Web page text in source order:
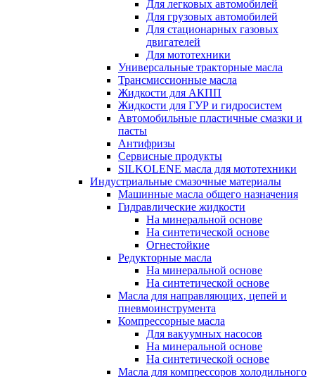
Для легковых автомобилей
Для грузовых автомобилей
Для стационарных газовых
двигателей
Для мототехники
Универсальные тракторные масла
Трансмиссионные масла
Жидкости для АКПП
Жидкости для ГУР и гидросистем
Автомобильные пластичные смазки и
пасты
Антифризы
Сервисные продукты
SILKOLENE масла для мототехники
Индустриальные смазочные материалы
Машинные масла общего назначения
Гидравлические жидкости
На минеральной основе
На синтетической основе
Огнестойкие
Редукторные масла
На минеральной основе
На синтетической основе
Масла для направляющих, цепей и
пневмоинструмента
Компрессорные масла
Для вакуумных насосов
На минеральной основе
На синтетической основе
Масла для компрессоров холодильного